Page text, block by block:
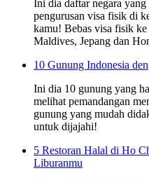
Ini dia daftar negara
pengurusan visa fisik di
kamu! Bebas visa fisik ke
Maldives, Jepang dan
10 Gunung Indonesia
Ini dia 10 gunung yang
melihat pemandangan
gunung yang mudah
untuk dijajahi!
5 Restoran Halal di Ho
Liburanmu